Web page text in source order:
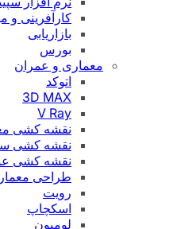
کارآفرینی
بازاریابی
بورس
معماری و عمران
اتوکد
3D MAX
V Ray
نقشه کشی
نقشه کشی
نقشه کشی
طراحی
رویت
اسکچاپ
لومیون